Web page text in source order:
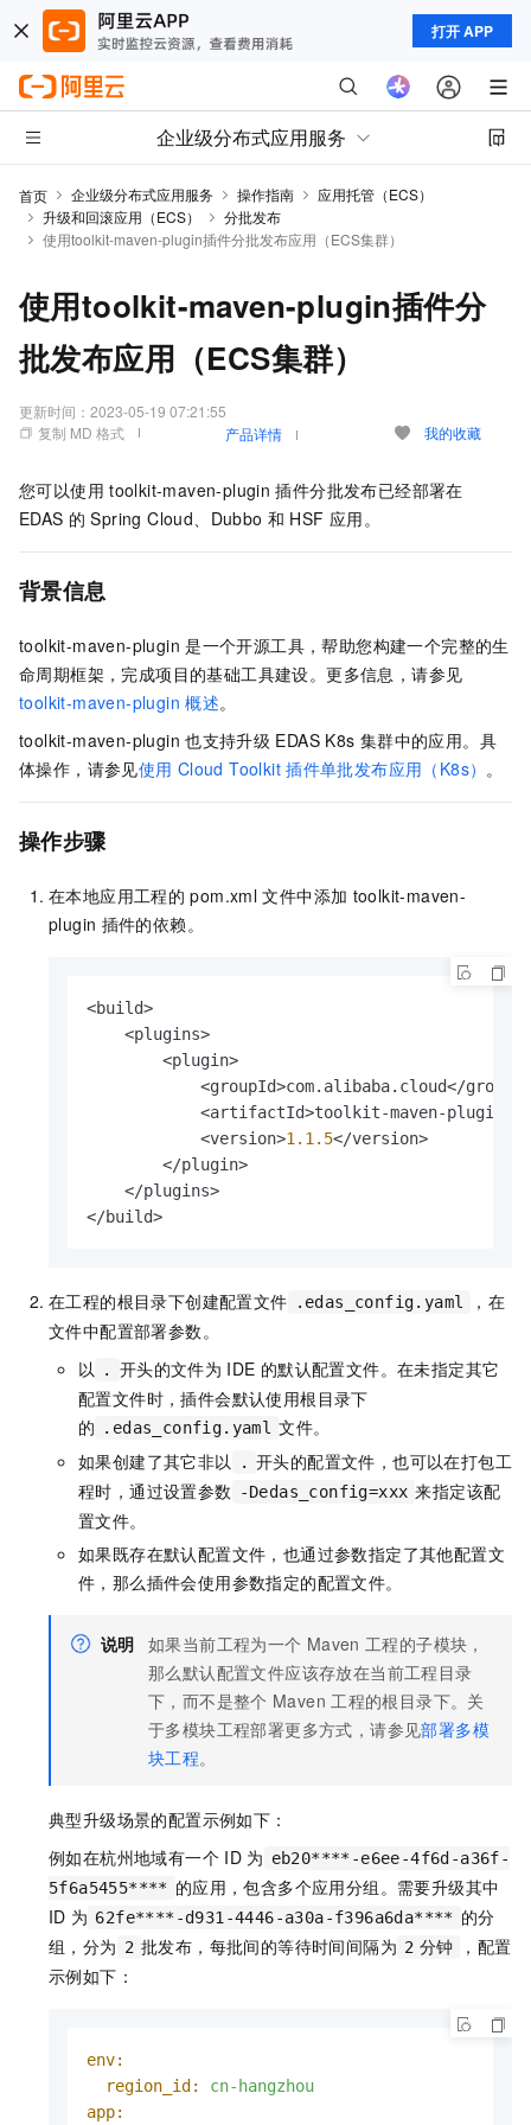
打开 APP
企业级分布式应用服务
首页 企业级分布式应用服务 操作指南
应用托管（ECS）
升级和回滚应用（ECS）
分批发布
使用toolkit-maven-plugin插件分批发布应用（ECS集群）
使用toolkit-maven-plugin插件分
批发布应用（ECS集群）
更新时间： 2023-05-19 07:21:55
复制 MD 格式
产品详情 我的收藏
您可以使用 toolkit-maven-plugin 插件分批发布已经部署在
EDAS 的 Spring Cloud、Dubbo 和 HSF 应用。
背景信息
toolkit-maven-plugin 是一个开源工具，帮助您构建一个完整的生
命周期框架，完成项目的基础工具建设。更多信息，请参见
toolkit-maven-plugin 概述。
toolkit-maven-plugin 也支持升级 EDAS K8s 集群中的应用。具
体操作，请参见使用 Cloud Toolkit 插件单批发布应用（K8s） 。
操作步骤
在本地应用工程的 pom.xml 文件中添加 toolkit-maven-
plugin 插件的依赖。
<build>
    <plugins>
        <plugin>
<groupId>com.alibaba.cloud</
<artifactId>toolkit-maven-plugin</
            <version>
1.1.5</version>
        </plugin>
    </plugins>
</build>
在工程的根目录下创建配置文件 .edas_config.yaml
，在
文件中配置部署参数。
以
. 开头的文件为 IDE 的默认配置文件。在未指定其它
配置文件时，插件会默认使用根目录下
的
.edas_config.yaml 文件。
如果创建了其它非以
. 开头的配置文件，也可以在打包工
程时，通过设置参数
-Dedas_config=xxx 来指定该配
置文件。
如果既存在默认配置文件，也通过参数指定了其他配置文
件，那么插件会使用参数指定的配置文件。
说明 如果当前工程为一个 Maven 工程的子模块，
那么默认配置文件应该存放在当前工程目录
下，而不是整个 Maven 工程的根目录下。关
于多模块工程部署更多方式，请参见部署多模
块工程。
典型升级场景的配置示例如下：
例如在杭州地域有一个 ID 为 eb20****-e6ee-4f6d-a36f-
5f6a5455**** 的应用，包含多个应用分组。需要升级其中
ID 为 62fe****-d931-4446-a30a-f396a6da**** 的分
组，分为 2 批发布，每批间的等待时间间隔为 2 分钟
，配置
示例如下：
env:
region_id:
cn-hangzhou
app: